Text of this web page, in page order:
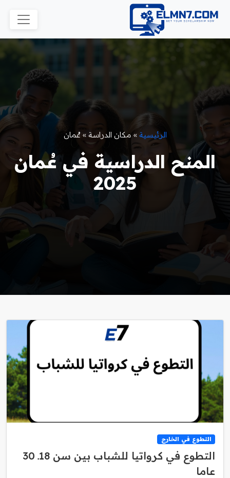
الرئيسية » مكان الدراسة » عُمان
المنح الدراسية في عُمان
2025
التطوع في الخارج
التطوع في كرواتيا للشباب بين سن 18ـ 30
عاما